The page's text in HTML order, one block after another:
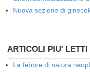
Nuova sezione di
ARTICOLI PIU' LETTI
La febbre di natura